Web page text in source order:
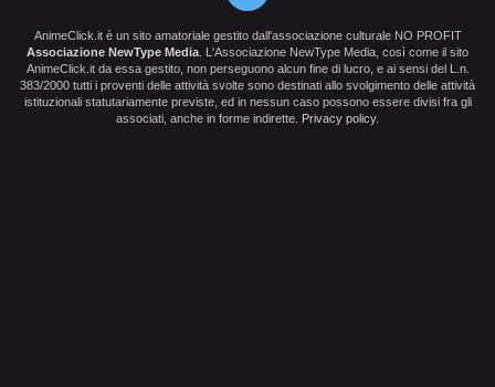
AnimeClick.it è un sito amatoriale gestito dall'associazione culturale NO PROFIT
Associazione NewType Media . L'Associazione NewType Media, così come il sito
AnimeClick.it da essa gestito, non perseguono alcun fine di lucro, e ai sensi del L.n.
383/2000 tutti i proventi delle attività svolte sono destinati allo svolgimento delle attività
istituzionali statutariamente previste, ed in nessun caso possono essere divisi fra gli
associati, anche in forme indirette. Privacy policy.